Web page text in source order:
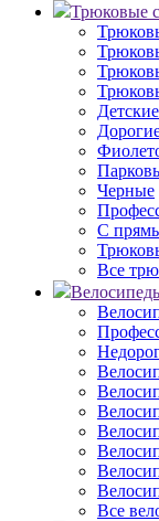
Трюковые
Черные
С
Все
Все